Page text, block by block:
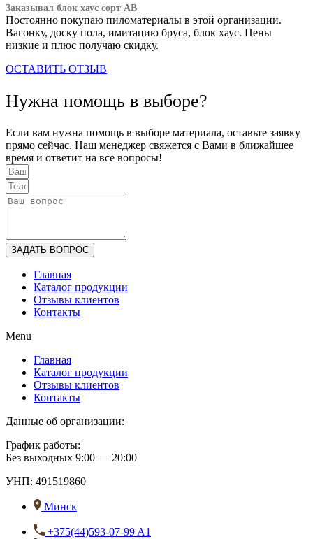
Заказывал блок хаус сорт АВ
Постоянно покупаю пиломатериалы в этой организации.
Вагонку, доску пола, имитацию бруса, блок хаус. Цены
низкие и плюс получаю скидку.
ОСТАВИТЬ ОТЗЫВ
Нужна помощь в выборе?
Если вам нужна помощь в выборе материала, оставьте заявку
прямо сейчас. Наш менеджер свяжется с Вами в ближайшее
время и ответит на все вопросы!
ЗАДАТЬ ВОПРОС
Главная
Каталог продукции
Отзывы клиентов
Контакты
Menu
Главная
Каталог продукции
Отзывы клиентов
Контакты
Данные об организации:
График работы:
Без выходных 9:00 — 20:00
УНП: 491519860
Минск
+375(44)593-07-99 A1